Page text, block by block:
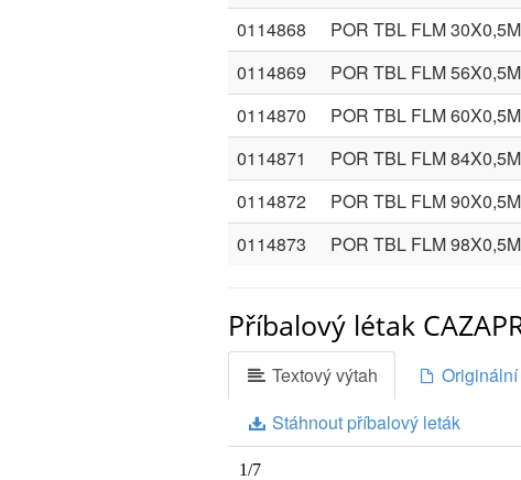
0114868
POR TBL FLM
0114869
POR TBL FLM
0114870
POR TBL FLM
0114871
POR TBL FLM
0114872
POR TBL FLM
0114873
POR TBL FLM
Příbalový létak
Textový výtah
Stáhnout příbalový leták
1/7